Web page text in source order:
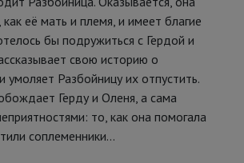
как её мать и племя, и имеет благие
бы подружиться с Гердой и
свою историю о
Разбойницу их отпустить.
Герду и Оленя, а сама
то, как она помогала
соплеменники…